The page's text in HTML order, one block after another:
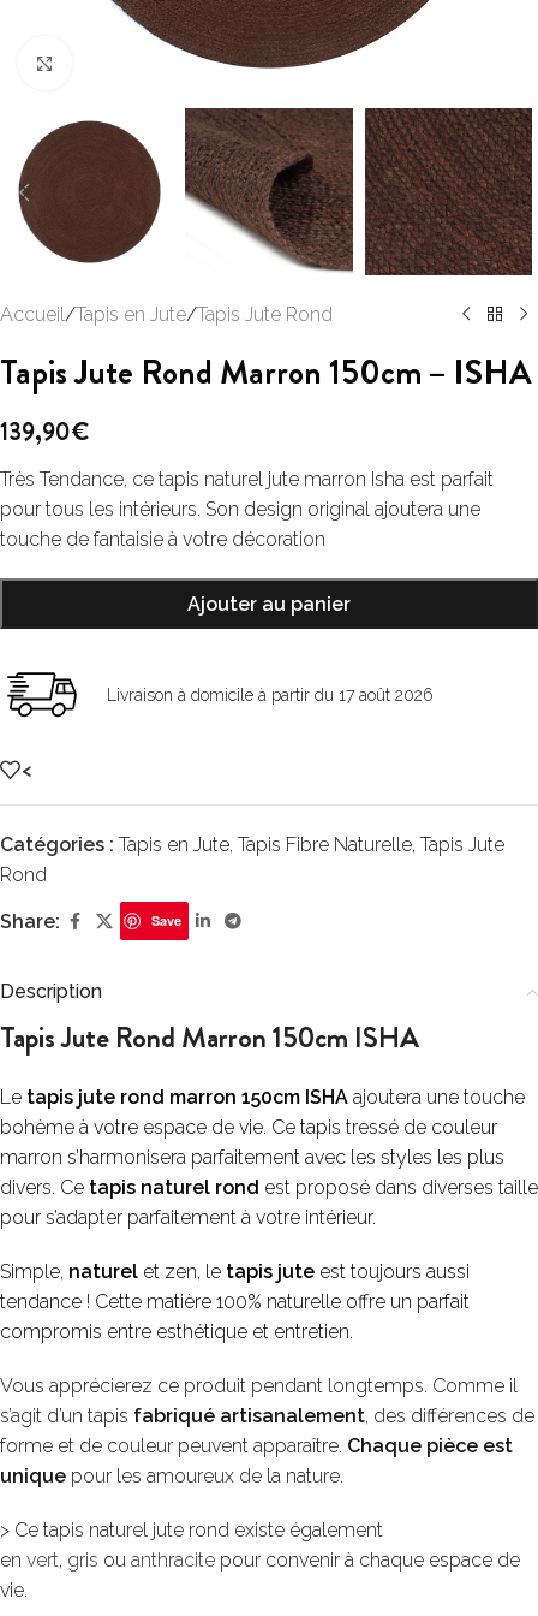
Click to enlarge
Accueil/Tapis en Jute/Tapis Jute Rond
Tapis Jute Rond Marron 150cm – ISHA
139,90€
Très Tendance, ce tapis naturel jute marron Isha est parfait
pour tous les intérieurs. Son design original ajoutera une
touche de fantaisie à votre décoration
Ajouter au panier
Livraison à domicile à partir du 17 août 2026
<
Catégories : Tapis en Jute, Tapis Fibre Naturelle, Tapis Jute
Rond
Share: Save
Description
Tapis Jute Rond Marron 150cm ISHA
Le tapis jute rond marron 150cm ISHA ajoutera une touche
bohème à votre espace de vie. Ce tapis tressé de couleur
marron s’harmonisera parfaitement avec les styles les plus
divers. Ce tapis naturel rond est proposé dans diverses taille
pour s’adapter parfaitement à votre intérieur.
Simple, naturel et zen, le tapis jute est toujours aussi
tendance ! Cette matière 100% naturelle offre un parfait
compromis entre esthétique et entretien.
Vous apprécierez ce produit pendant longtemps. Comme il
s’agit d’un tapis fabriqué artisanalement, des différences de
forme et de couleur peuvent apparaître. Chaque pièce est
unique pour les amoureux de la nature.
> Ce tapis naturel jute rond existe également
en vert, gris ou anthracite pour convenir à chaque espace de
vie.